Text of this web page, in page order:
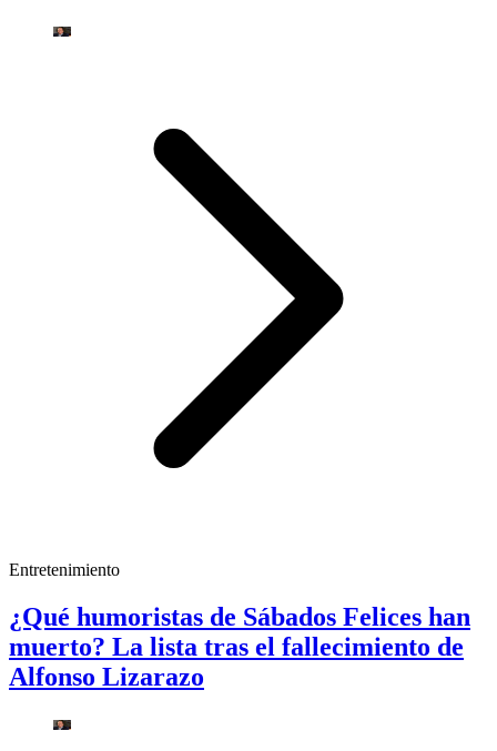
Entretenimiento
¿Qué humoristas de Sábados Felices han
muerto? La lista tras el fallecimiento de
Alfonso Lizarazo